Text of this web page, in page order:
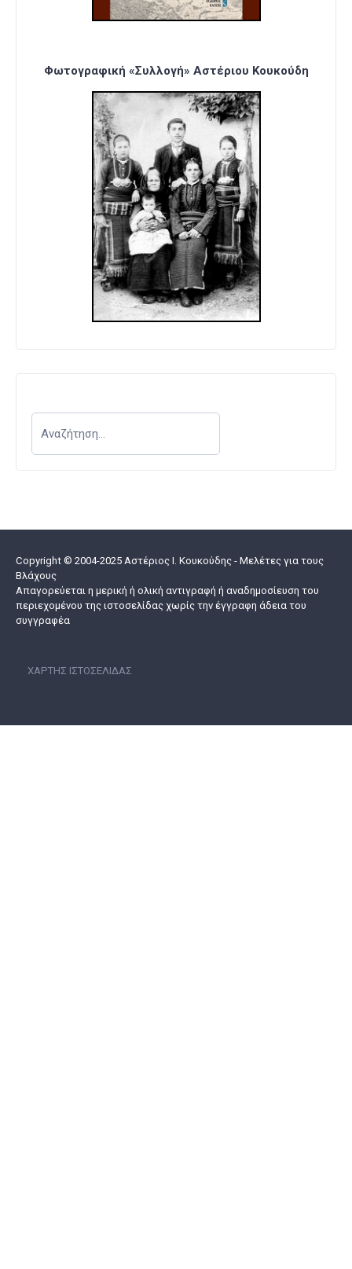
Φωτογραφική «Συλλογή» Αστέριου Κουκούδη
Copyright © 2004-2025 Αστέριος I. Κουκούδης - Μελέτες για τους
Βλάχους
Απαγορεύεται η μερική ή ολική αντιγραφή ή αναδημοσίευση του
περιεχομένου της ιστοσελίδας χωρίς την έγγραφη άδεια του
συγγραφέα
ΧΆΡΤΗΣ ΙΣΤΟΣΕΛΊΔΑΣ